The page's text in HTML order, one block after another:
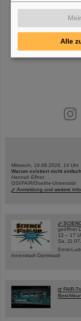
Biophysik und C.
3 4
youtube
Mittwoch, 19.08.2026, 14 Uhr
Warum existiert nicht
Hannah Elfner,
GSI/FAIR/Goethe-Universität
Anmeldung und weitere
geöffnet
12 – 17
Sa,
Ernst-
Innenstadt Darmstadt
FAIR-
Alle